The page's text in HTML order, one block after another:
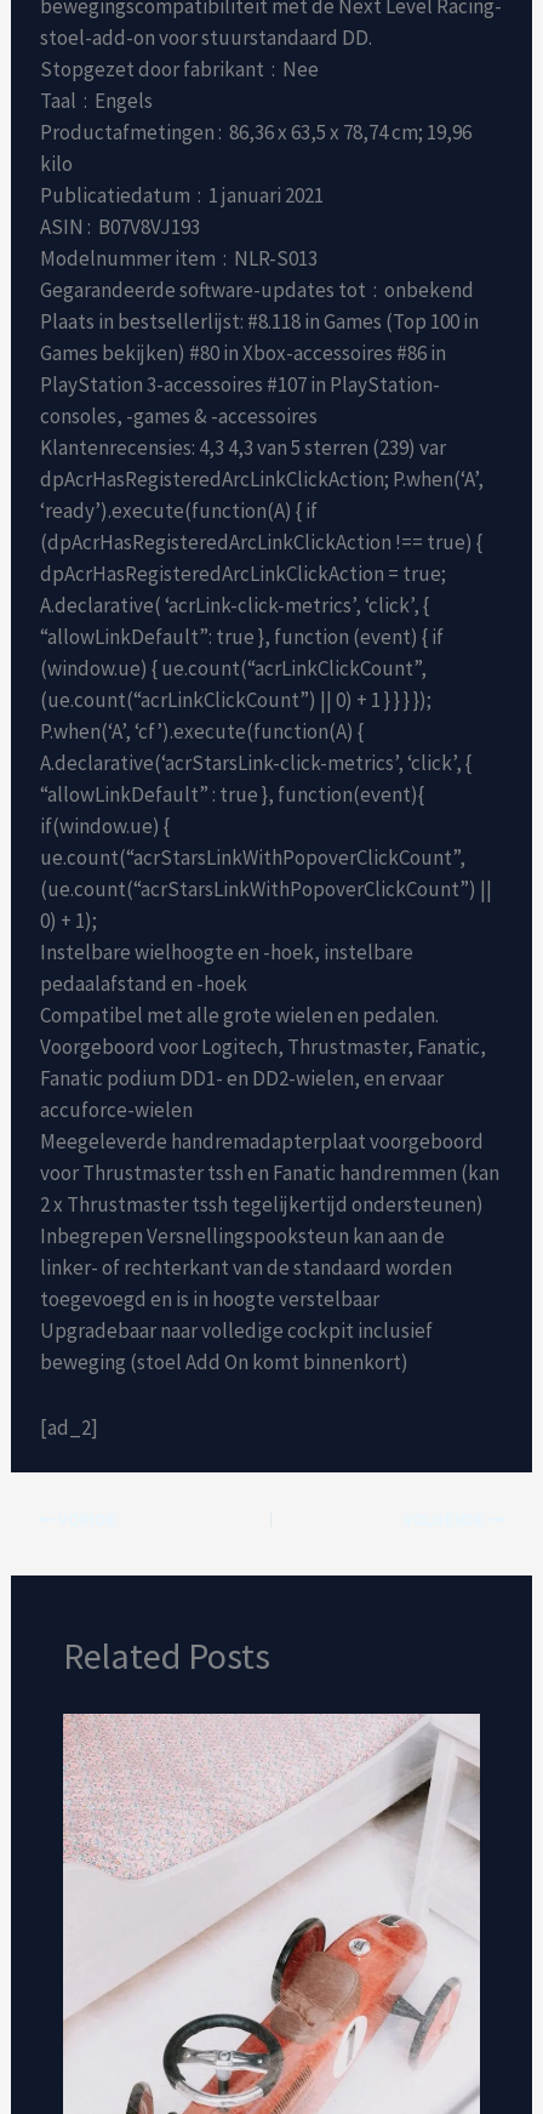
bewegingscompatibiliteit met de Next Level Racing-
stoel-add-on voor stuurstandaard DD.
Stopgezet door fabrikant ‏ : ‎ Nee
Taal ‏ : ‎ Engels
Productafmetingen : ‎ 86,36 x 63,5 x 78,74 cm; 19,96
kilo
Publicatiedatum ‏ : ‎ 1 januari 2021
ASIN : ‎ B07V8VJ193
Modelnummer item ‏ : ‎ NLR-S013
Gegarandeerde software-updates tot ‏ : ‎ onbekend
Plaats in bestsellerlijst: #8.118 in Games (Top 100 in
Games bekijken) #80 in Xbox-accessoires #86 in
PlayStation 3-accessoires #107 in PlayStation-
consoles, -games & -accessoires
Klantenrecensies: 4,3 4,3 van 5 sterren (239) var
dpAcrHasRegisteredArcLinkClickAction; P.when(‘A’,
‘ready’).execute(function(A) { if
(dpAcrHasRegisteredArcLinkClickAction !== true) {
dpAcrHasRegisteredArcLinkClickAction = true;
A.declarative( ‘acrLink-click-metrics’, ‘click’, {
“allowLinkDefault”: true }, function (event) { if
(window.ue) { ue.count(“acrLinkClickCount”,
(ue.count(“acrLinkClickCount”) || 0) + 1 } } } });
P.when(‘A’, ‘cf’).execute(function(A) {
A.declarative(‘acrStarsLink-click-metrics’, ‘click’, {
“allowLinkDefault” : true }, function(event){
if(window.ue) {
ue.count(“acrStarsLinkWithPopoverClickCount”,
(ue.count(“acrStarsLinkWithPopoverClickCount”) ||
0) + 1);
Instelbare wielhoogte en -hoek, instelbare
pedaalafstand en -hoek
Compatibel met alle grote wielen en pedalen.
Voorgeboord voor Logitech, Thrustmaster, Fanatic,
Fanatic podium DD1- en DD2-wielen, en ervaar
accuforce-wielen
Meegeleverde handremadapterplaat voorgeboord
voor Thrustmaster tssh en Fanatic handremmen (kan
2 x Thrustmaster tssh tegelijkertijd ondersteunen)
Inbegrepen Versnellingspooksteun kan aan de
linker- of rechterkant van de standaard worden
toegevoegd en is in hoogte verstelbaar
Upgradebaar naar volledige cockpit inclusief
beweging (stoel Add On komt binnenkort)
[ad_2]
Related Posts